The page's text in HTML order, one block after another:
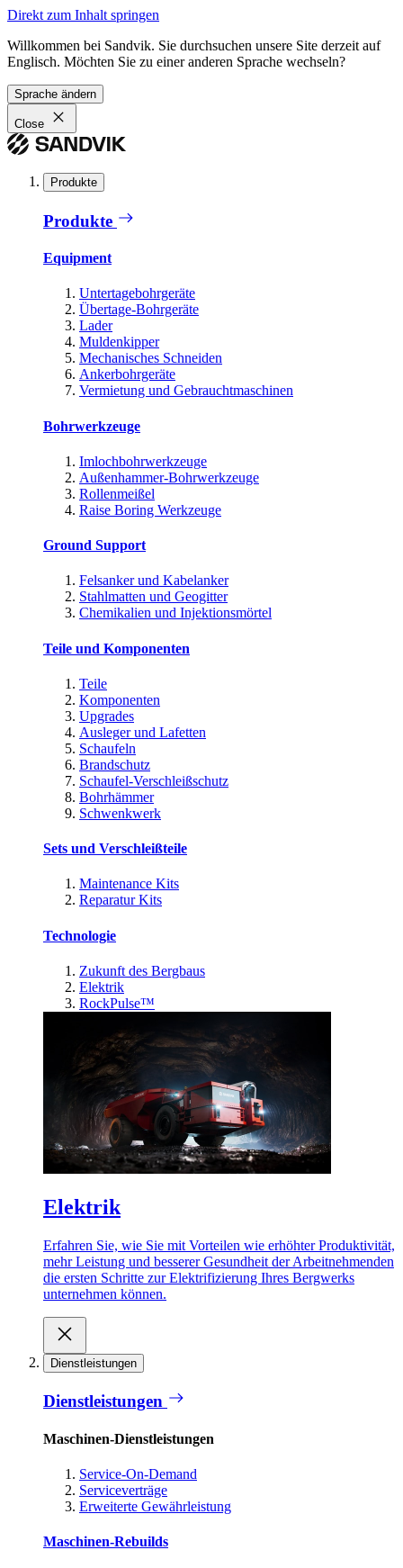
Direkt zum Inhalt springen
Willkommen bei Sandvik. Sie durchsuchen unsere Site derzeit auf
Englisch. Möchten Sie zu einer anderen Sprache wechseln?
Sprache ändern
Close
Produkte
Produkte
Equipment
Untertagebohrgeräte
Übertage-Bohrgeräte
Lader
Muldenkipper
Mechanisches Schneiden
Ankerbohrgeräte
Vermietung und Gebrauchtmaschinen
Bohrwerkzeuge
Imlochbohrwerkzeuge
Außenhammer-Bohrwerkzeuge
Rollenmeißel
Raise Boring Werkzeuge
Ground Support
Felsanker und Kabelanker
Stahlmatten und Geogitter
Chemikalien und Injektionsmörtel
Teile und Komponenten
Teile
Komponenten
Upgrades
Ausleger und Lafetten
Schaufeln
Brandschutz
Schaufel-Verschleißschutz
Bohrhämmer
Schwenkwerk
Sets und Verschleißteile
Maintenance Kits
Reparatur Kits
Technologie
Zukunft des Bergbaus
Elektrik
RockPulse™
Elektrik
Erfahren Sie, wie Sie mit Vorteilen wie erhöhter Produktivität,
mehr Leistung und besserer Gesundheit der Arbeitnehmenden
die ersten Schritte zur Elektrifizierung Ihres Bergwerks
unternehmen können.
Dienstleistungen
Dienstleistungen
Maschinen-Dienstleistungen
Service-On-Demand
Serviceverträge
Erweiterte Gewährleistung
Maschinen-Rebuilds